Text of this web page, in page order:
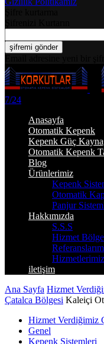
7/24
Anasayfa
Otomatik Kepenk
Kepenk Güç
Otomatik Kepenk
Blog
Ürünlerimiz
Kepenk
Otomatik
Panjur
Hakkımızda
S.S.S
Hizmet
Hizmetlerimiz
iletişim
Ana Sayfa Hizmet
Çatalca Bölgesi Kaleiçi
Hizmet Verdiğimiz
Genel
Kepenk Sistemleri